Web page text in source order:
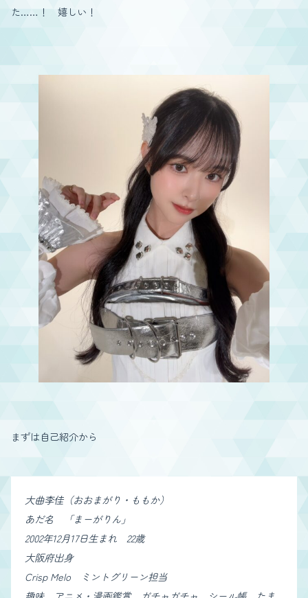
た……！ 嬉しい！
まずは自己紹介から
大曲李佳（おおまがり・ももか）
あだ名 「まーがりん」
2002年12月17日生まれ 22歳
大阪府出身
Crisp Melo ミントグリーン担当